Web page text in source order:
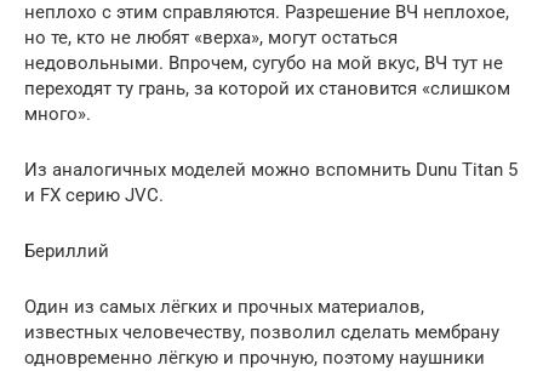
неплохо с этим справляются. Разрешение ВЧ неплохое,
но те, кто не любят «верха», могут остаться
недовольными. Впрочем, сугубо на мой вкус, ВЧ тут не
переходят ту грань, за которой их становится «слишком
много».
Из аналогичных моделей можно вспомнить Dunu Titan 5
и FX серию JVC.
Бериллий
Один из самых лёгких и прочных материалов,
известных человечеству, позволил сделать мембрану
одновременно лёгкую и прочную, поэтому наушники